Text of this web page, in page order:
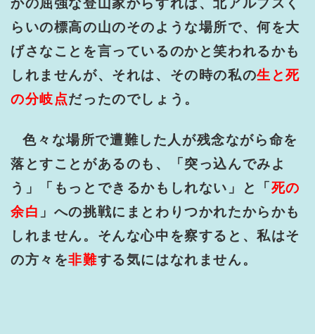
かの屈強な登山家からすれば、北アルプスく
らいの標高の山のそのような場所で、何を大
げさなことを言っているのかと笑われるかも
しれませんが、それは、その時の私の生と死
の分岐点だったのでしょう。
色々な場所で遭難した人が残念ながら命を
落とすことがあるのも、「突っ込んでみよ
う」「もっとできるかもしれない」と「 死の
余白 」への挑戦にまとわりつかれたからかも
しれません。そんな心中を察すると、私はそ
の方々を非難する気にはなれません。